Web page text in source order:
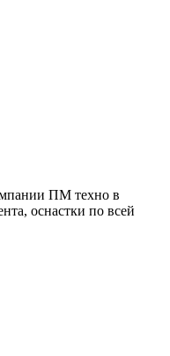
ПМ техно в
оснастки по всей